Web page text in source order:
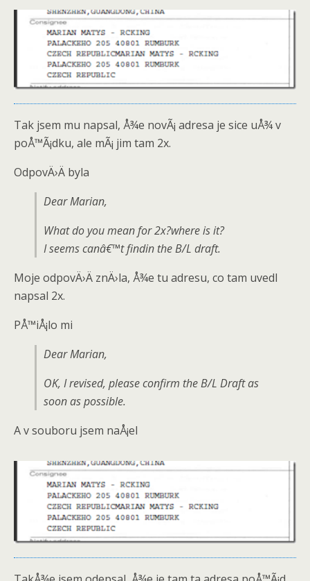
Tak jsem mu napsal, Å¾e novÃ¡ adresa je sice uÅ¾ v
poÅ™Ã¡dku, ale mÃ¡ jim tam 2x.
OdpovÄ›Ä byla
Dear Marian,
What do you mean for 2x?where is it?
I seems canâ€™t findin the B/L draft.
Moje odpovÄ›Ä znÄ›la, Å¾e tu adresu, co tam uvedl
napsal 2x.
PÅ™iÅ¡lo mi
Dear Marian,
OK, I revised, please confirm the B/L Draft as
soon as possible.
A v souboru jsem naÅ¡el